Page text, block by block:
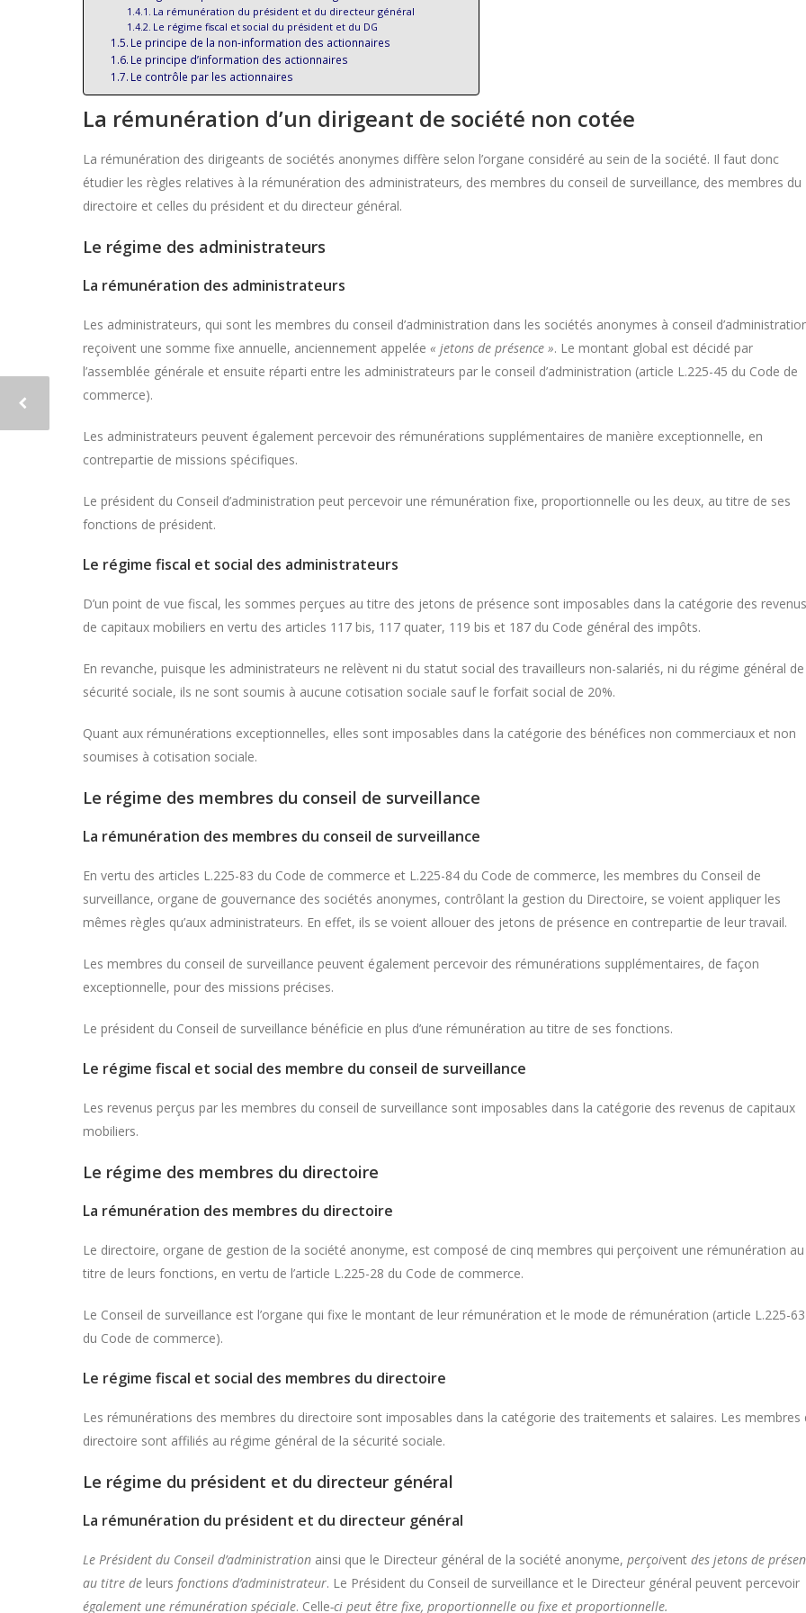
La rémunération du président et du directeur général
Le régime fiscal et social du président et du DG
Le principe de la non-information des actionnaires
Le principe d’information des actionnaires
Le contrôle par les actionnaires
La rémunération d’un dirigeant de société non cotée
La rémunération des dirigeants de sociétés anonymes diffère selon l’organe considéré au sein de la société. Il faut donc
étudier les règles relatives à la rémunération des administrateurs, des membres du conseil de surveillance, des membres du
directoire et celles du président et du directeur général.
Le régime des administrateurs
La rémunération des administrateurs
Les administrateurs, qui sont les membres du conseil d’administration dans les sociétés anonymes à conseil
reçoivent une somme fixe annuelle, anciennement appelée « jetons de présence ». Le montant global est décidé par
l’assemblée générale et ensuite réparti entre les administrateurs par le conseil d’administration (article L.225-45 du Code de
commerce).
Les administrateurs peuvent également percevoir des rémunérations supplémentaires de manière exceptionnelle, en
contrepartie de missions spécifiques.
Le président du Conseil d’administration peut percevoir une rémunération fixe, proportionnelle ou les deux, au titre de ses
fonctions de président.
Le régime fiscal et social des administrateurs
D’un point de vue fiscal, les sommes perçues au titre des jetons de présence sont imposables dans la catégorie des revenus
de capitaux mobiliers en vertu des articles 117 bis, 117 quater, 119 bis et 187 du Code général des impôts.
En revanche, puisque les administrateurs ne relèvent ni du statut social des travailleurs non-salariés, ni du régime général de
sécurité sociale, ils ne sont soumis à aucune cotisation sociale sauf le forfait social de 20%.
Quant aux rémunérations exceptionnelles, elles sont imposables dans la catégorie des bénéfices non commerciaux et non
soumises à cotisation sociale.
Le régime des membres du conseil de surveillance
La rémunération des membres du conseil de surveillance
En vertu des articles L.225-83 du Code de commerce et L.225-84 du Code de commerce, les membres du Conseil de
surveillance, organe de gouvernance des sociétés anonymes, contrôlant la gestion du Directoire, se voient appliquer les
mêmes règles qu’aux administrateurs. En effet, ils se voient allouer des jetons de présence en contrepartie de leur travail.
Les membres du conseil de surveillance peuvent également percevoir des rémunérations supplémentaires, de façon
exceptionnelle, pour des missions précises.
Le président du Conseil de surveillance bénéficie en plus d’une rémunération au titre de ses fonctions.
Le régime fiscal et social des membre du conseil de surveillance
Les revenus perçus par les membres du conseil de surveillance sont imposables dans la catégorie des revenus de capitaux
mobiliers.
Le régime des membres du directoire
La rémunération des membres du directoire
Le directoire, organe de gestion de la société anonyme, est composé de cinq membres qui perçoivent une rémunération au
titre de leurs fonctions, en vertu de l’article L.225-28 du Code de commerce.
Le Conseil de surveillance est l’organe qui fixe le montant de leur rémunération et le mode de rémunération (article L.225-63
du Code de commerce).
Le régime fiscal et social des membres du directoire
Les rémunérations des membres du directoire sont imposables dans la catégorie des traitements et salaires. Les membres
directoire sont affiliés au régime général de la sécurité sociale.
Le régime du président et du directeur général
La rémunération du président et du directeur général
Le Président du Conseil d’administration ainsi que le Directeur général de la société anonyme, perçoivent des jetons de
au titre de leurs fonctions d’administrateur. Le Président du Conseil de surveillance et le Directeur général peuvent percevoir
également une rémunération spéciale. Celle-ci peut être fixe, proportionnelle ou fixe et proportionnelle.